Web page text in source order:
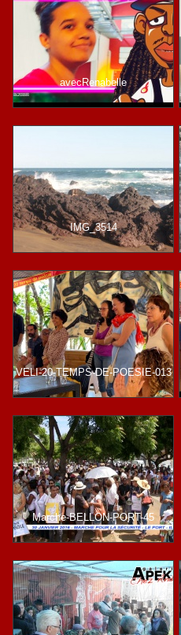
avecRenabelle
IMG_3514
VELI-20-TEMPS-DE-POESIE-013
Marche-BELLON-PORT-45